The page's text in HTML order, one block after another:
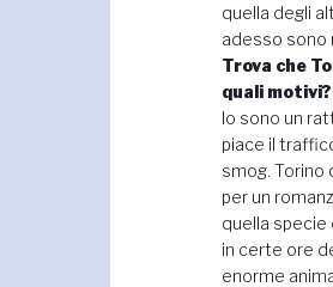
quella degli
adesso sono
Trova che
quali motivi?
Io sono un
piace il
smog. Torino
per un
quella specie
in certe ore
enorme